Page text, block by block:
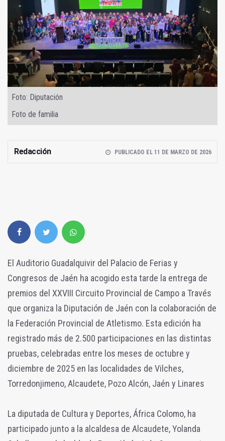
Foto: Diputación
Foto de familia
Redacción PUBLICADO EL 11 DE MARZO DE 2026
El Auditorio Guadalquivir del Palacio de Ferias y
Congresos de Jaén ha acogido esta tarde la entrega de
premios del XXVIII Circuito Provincial de Campo a Través
que organiza la Diputación de Jaén con la colaboración de
la Federación Provincial de Atletismo. Esta edición ha
registrado más de 2.500 participaciones en las distintas
pruebas, celebradas entre los meses de octubre y
diciembre de 2025 en las localidades de Vilches,
Torredonjimeno, Alcaudete, Pozo Alcón, Jaén y Linares
La diputada de Cultura y Deportes, África Colomo, ha
participado junto a la alcaldesa de Alcaudete, Yolanda